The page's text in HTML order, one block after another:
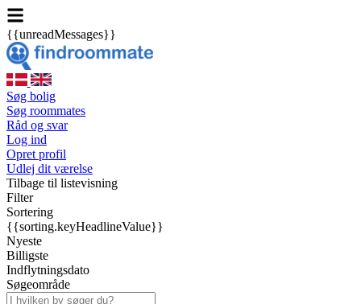
{{unreadMessages}}
Søg bolig
Søg roommates
Råd og svar
Log ind
Opret profil
Udlej dit værelse
Tilbage til listevisning
Filter
Sortering
{{sorting.keyHeadlineValue}}
Nyeste
Billigste
Indflytningsdato
Søgeområde